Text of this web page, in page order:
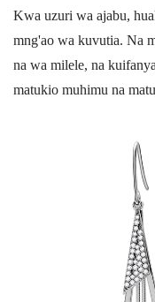
Kwa uzuri wa ajabu,
mng'ao wa kuvutia. Na
na wa milele, na
matukio muhimu na